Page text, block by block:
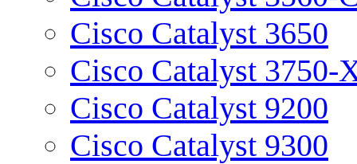
Cisco Catalyst 3650
Cisco Catalyst 3750-
Cisco Catalyst 9200
Cisco Catalyst 9300